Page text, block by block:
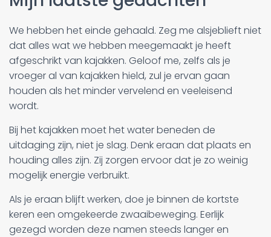
We hebben het einde gehaald. Zeg me alsjeblieft niet
dat alles wat we hebben meegemaakt je heeft
afgeschrikt van kajakken. Geloof me, zelfs als je
vroeger al van kajakken hield, zul je ervan gaan
houden als het minder vervelend en veeleisend
wordt.
Bij het kajakken moet het water beneden de
uitdaging zijn, niet je slag. Denk eraan dat plaats en
houding alles zijn. Zij zorgen ervoor dat je zo weinig
mogelijk energie verbruikt.
Als je eraan blijft werken, doe je binnen de kortste
keren een omgekeerde zwaaibeweging. Eerlijk
gezegd worden deze namen steeds langer en